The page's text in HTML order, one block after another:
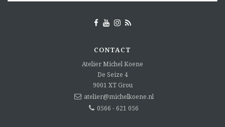
CONTACT
Atelier Michel Koene
De Seize 4
9001 XT Grou
atelier@michelkoene.nl
0566 - 621 056